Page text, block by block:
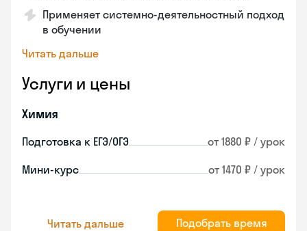
Применяет системно-деятельностный подход
в обучении
Читать дальше
Услуги и цены
Химия
Подготовка к ЕГЭ/ОГЭ от 1880 ₽ / урок
Мини-курс от 1470 ₽ / урок
Читать дальше Подобрать время